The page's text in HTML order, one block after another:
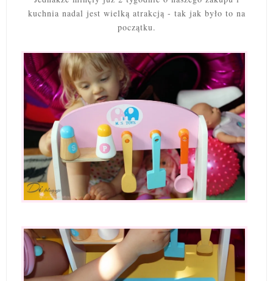
kuchnia nadal jest wielką atrakcją - tak jak było to na
początku.